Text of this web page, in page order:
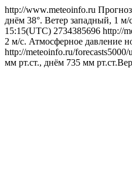
http://www.meteoinfo.ru
днём 38°. Ветер западный, 1
15:15(UTC) 2734385696 http://
2 м/с. Атмосферное давление
http://meteoinfo.ru/
мм рт.ст., днём 735 мм